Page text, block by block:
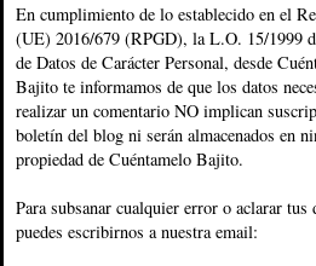
En cumplimiento de lo establecido en el
(UE) 2016/679 (RPGD), la L.O. 15/1999
de Datos de Carácter Personal, desde
Bajito te informamos de que los datos
realizar un comentario NO implican
boletín del blog ni serán almacenados en
propiedad de Cuéntamelo Bajito.
Para subsanar cualquier error o aclarar tus
puedes escribirnos a nuestra email: